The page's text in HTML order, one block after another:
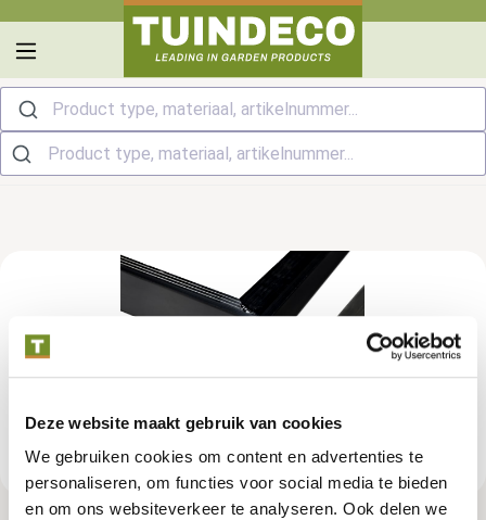
Deze website maakt gebruik van cookies
We gebruiken cookies om content en advertenties te
personaliseren, om functies voor social media te bieden
en om ons websiteverkeer te analyseren. Ook delen we
Product type, materiaal, artikelnummer...